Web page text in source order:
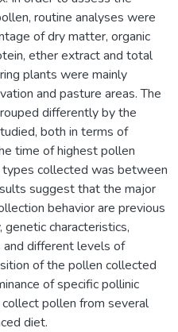
routine analyses were
of dry matter, organic
ether extract and total
plants were mainly
and pasture areas. The
differently by the
both in terms of
time of highest pollen
types collected was between
suggest that the major
behavior are previous
genetic characteristics,
and different levels of
of the pollen collected
of specific pollinic
pollen from several
diet.